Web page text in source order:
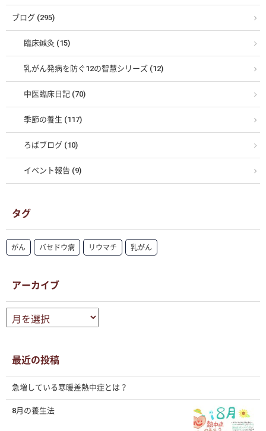
ブログ (295)
臨床鍼灸 (15)
乳がん発病を防ぐ12の智慧シリーズ (12)
中医臨床日記 (70)
季節の養生 (117)
ろばブログ (10)
イベント報告 (9)
タグ
がん バセドウ病 リウマチ 乳がん
アーカイブ
ー
ブ
最近の投稿
急増している寒暖差熱中症とは？
8月の養生法